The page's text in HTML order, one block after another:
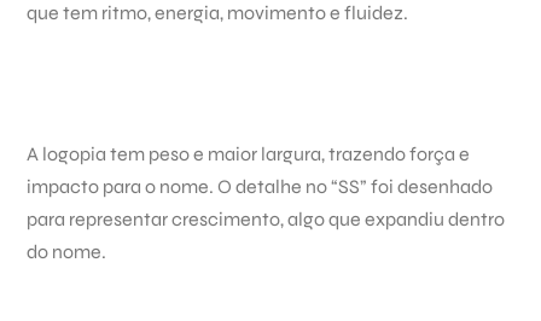
que tem ritmo, energia, movimento e fluidez.
A logopia tem peso e maior largura, trazendo força e
impacto para o nome. O detalhe no “SS” foi desenhado
para representar crescimento, algo que expandiu dentro
do nome.